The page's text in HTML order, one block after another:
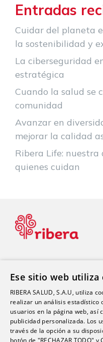
Entradas
Cuidar del planeta
la sostenibilidad y
La ciberseguridad
estratégica
Cuando la salud se
comunidad
Avanzar en
mejorar la calidad
Ribera Life:
quienes cuidan
Blog Dental
Blog Estética
Ese sitio web utiliza
RIBERA SALUD, S.A.U, utiliza
realizar un análisis estadístico
usuarios en la página web, así
publicidad personalizada. Los
través de la opción a su
botón de "RECHAZAR TODO" y